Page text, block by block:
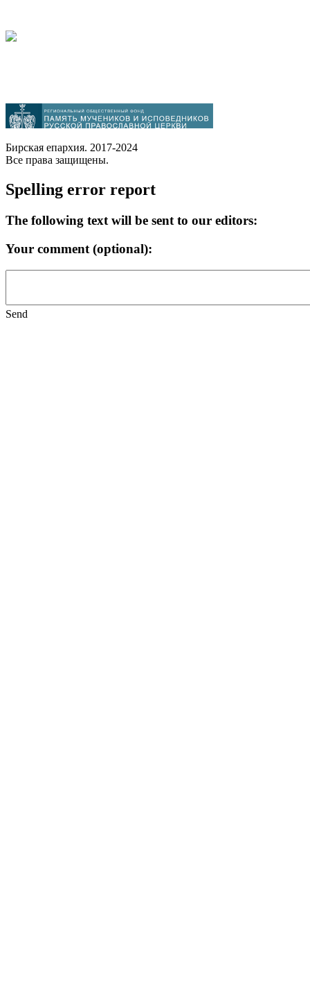
Бирская епархия. 2017-2024
Все права защищены.
Spelling error report
The following text will be sent to our editors:
Your comment (optional):
Send